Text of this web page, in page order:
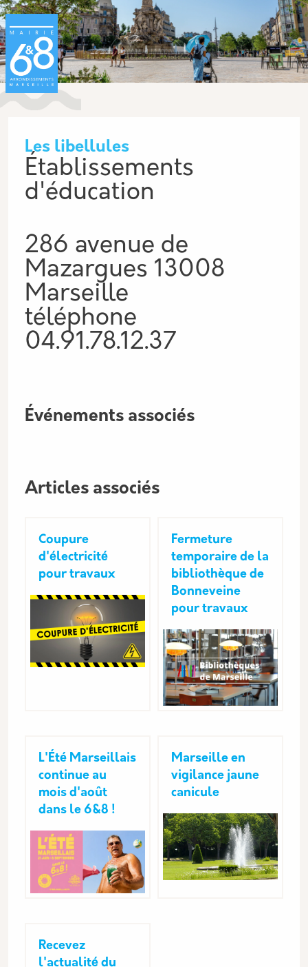
Aller au contenu principal
Les libellules
Établissements
d'éducation
286 avenue de
Mazargues 13008
Marseille
téléphone
04.91.78.12.37
Événements associés
Articles associés
Coupure
d'électricité
pour travaux
Fermeture
temporaire de la
bibliothèque de
Bonneveine
pour travaux
L'Été Marseillais
continue au
mois d'août
dans le 6&8 !
Marseille en
vigilance jaune
canicule
Recevez
l'actualité du
Panneau de gestion des cookies